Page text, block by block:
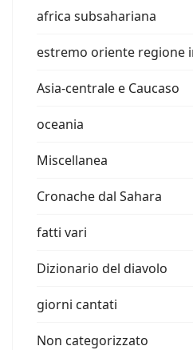
africa subsahariana
estremo oriente regione
Asia-centrale e Caucaso
oceania
Miscellanea
Cronache dal Sahara
fatti vari
Dizionario del diavolo
giorni cantati
Non categorizzato